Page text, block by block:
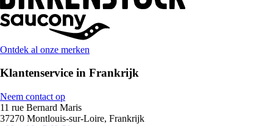
Ontdek al onze merken
Klantenservice in Frankrijk
Neem contact op
11 rue Bernard Maris
37270 Montlouis-sur-Loire, Frankrijk